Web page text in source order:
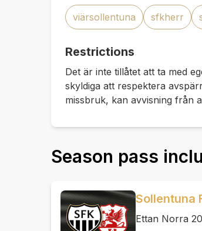
viärsollentuna sfkherr
Restrictions
Det är inte tillåtet att ta med
skyldiga att respektera
missbruk, kan avvisning från
Season pass
Sollentuna
Ettan Norra